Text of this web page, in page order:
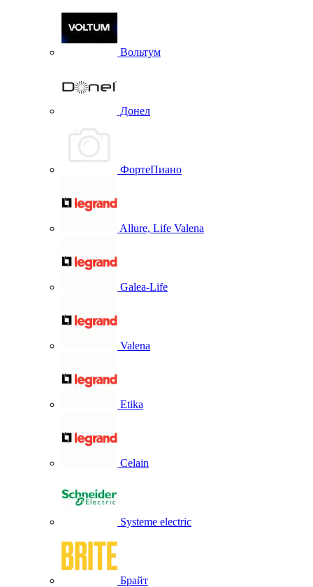
Вольтум
Донел
ФортеПиано
Allure, Life Valena
Galea-Life
Valena
Etika
Celain
Systeme electric
Брайт